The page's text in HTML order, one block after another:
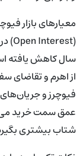
معیارهای بازار
سال کاهش یافته
از اهرم و تقاضای
عمق سمت خرید
شتاب بیشتری